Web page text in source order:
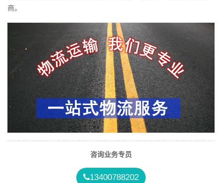
商。
咨询业务专员
13400788202